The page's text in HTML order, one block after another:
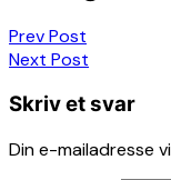
Prev Post
Next Post
Skriv et svar
Din e-mailadresse